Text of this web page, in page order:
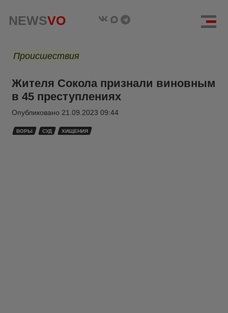
NEWSVO
Происшествия
Жителя Сокола признали виновным
в 45 преступлениях
Опубликовано 21.09.2023 09:44
ВОРЫ СУД ХИЩЕНИЯ